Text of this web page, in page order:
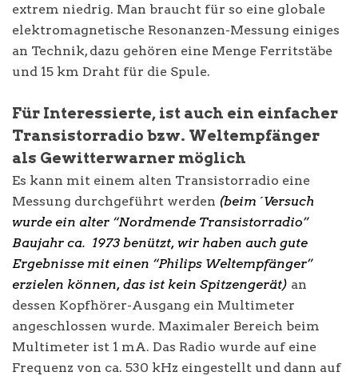
extrem niedrig. Man braucht für so eine globale
elektromagnetische Resonanzen-Messung einiges
an Technik, dazu gehören eine Menge Ferritstäbe
und 15 km Draht für die Spule.
Für Interessierte, ist auch ein einfacher
Transistorradio bzw. Weltempfänger
als Gewitterwarner möglich
Es kann mit einem alten Transistorradio eine
Messung durchgeführt werden (beim ´Versuch
wurde ein alter “Nordmende Transistorradio”
Baujahr ca. 1973 benützt, wir haben auch gute
Ergebnisse mit einen “Philips Weltempfänger”
erzielen können, das ist kein Spitzengerät) an
dessen Kopfhörer-Ausgang ein Multimeter
angeschlossen wurde. Maximaler Bereich beim
Multimeter ist 1 mA. Das Radio wurde auf eine
Frequenz von ca. 530 kHz eingestellt und dann auf